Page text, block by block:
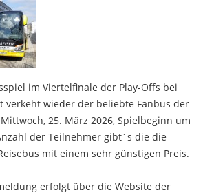
im Viertelfinale der Play-Offs bei
verkeht wieder der beliebte Fanbus der
25. März 2026, Spielbeginn um
der Teilnehmer gibt´s die die
mit einem sehr günstigen Preis.
erfolgt über die Website der